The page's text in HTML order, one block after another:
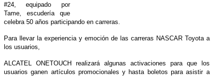
#24, equipado por
Tame, escudería que
celebra 50 años participando en carreras.
Para llevar la experiencia y emoción de las carreras NASCAR Toyota a
los usuarios,
ALCATEL ONETOUCH realizará algunas activaciones para que los
usuarios ganen artículos promocionales y hasta boletos para asistir a